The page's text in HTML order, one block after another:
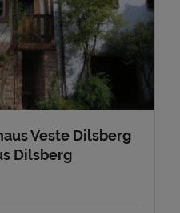
Veste Dilsberg
Dilsberg